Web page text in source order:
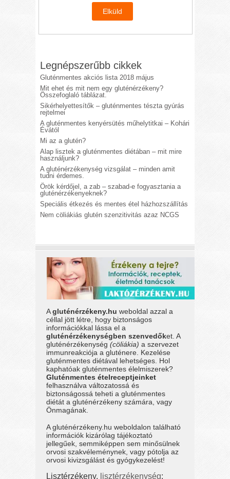
Legnépszerűbb cikkek
Gluténmentes akciós lista 2018 május
Mit ehet és mit nem egy gluténérzékeny?
Összefoglaló táblázat.
Sikérhelyettesítők – gluténmentes tészta gyúrás
rejtelmei
A gluténmentes kenyérsütés műhelytitkai – Kohári
Évától
Mi az a glutén?
Alap lisztek a gluténmentes diétában – mit mire
használjunk?
A gluténérzékenység vizsgálat – minden amit
tudni érdemes.
Örök kérdőjel, a zab – szabad-e fogyasztania a
gluténérzékenyeknek?
Speciális étkezés és mentes étel házhozszállítás
Nem cöliákiás glutén szenzitivitás azaz NCGS
Agluténérzékeny.hu weboldal azzal a
céllal jött létre, hogy biztonságos
információkkal lássa el a
gluténérzékenységben szenvedőket. A
gluténérzékenység(cöliákia) a szervezet
immunreakciója a gluténere. Kezelése
gluténmentes diétával lehetséges. Hol
kaphatóak gluténmentes élelmiszerek?
Gluténmentes ételreceptjeinket
felhasználva változatossá és
biztonságossá teheti a gluténmentes
diétát a gluténérzékeny számára, vagy
Önmagának.
A gluténérzékeny.hu weboldalon található
információk kizárólag tájékoztató
jellegűek, semmiképpen sem minősülnek
orvosi szakvéleménynek, vagy pótolja az
orvosi kivizsgálást és gyógykezelést!
Lisztérzékeny, lisztérzékenység: